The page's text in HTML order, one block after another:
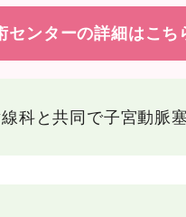
センターの詳細はこち
科と共同で子宮動脈